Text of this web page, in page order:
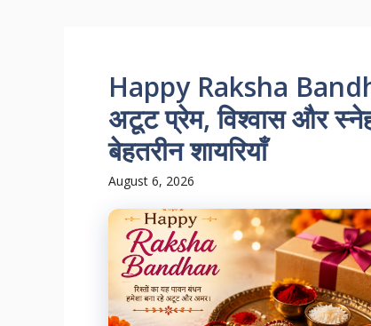
Happy Raksha
अटूट प्रेम, विश्वास और
बेहतरीन शायरियाँ
August 6, 2026